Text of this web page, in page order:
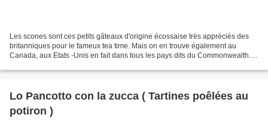
Les scones sont ces petits gâteaux d'origine écossaise très appréciés des
britanniques pour le fameux tea time. Mais on en trouve également au
Canada, aux Etats -Unis en fait dans tous les pays dits du Commonwealth.
Lo Pancotto con la zucca ( Tartines poêlées au
potiron )